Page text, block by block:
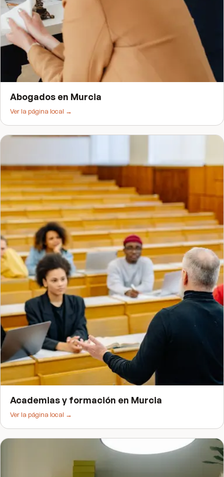
Abogados en Murcia
Ver la página local →
Academias y formación en Murcia
Ver la página local →